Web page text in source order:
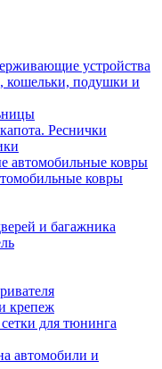
устройства
кошельки, подушки и
Реснички
автомобильные ковры
ковры
и багажника
крепеж
для тюнинга
автомобили и